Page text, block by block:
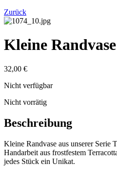
Zurück
Kleine Randvase
32,00 €
Nicht verfügbar
Nicht vorrätig
Beschreibung
Kleine Randvase aus unserer Serie
Handarbeit aus frostfestem
jedes Stück ein Unikat.